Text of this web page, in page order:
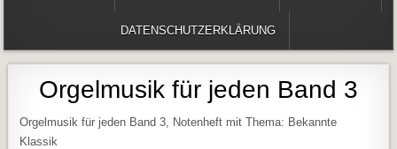
DATENSCHUTZERKLÄRUNG
Orgelmusik für jeden Band 3
Orgelmusik für jeden Band 3, Notenheft mit Thema: Bekannte
Klassik